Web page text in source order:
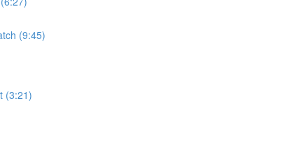
(9:45)
(3:21)